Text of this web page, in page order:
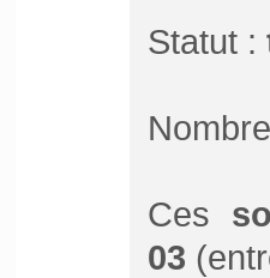
Statut :
Ces
03